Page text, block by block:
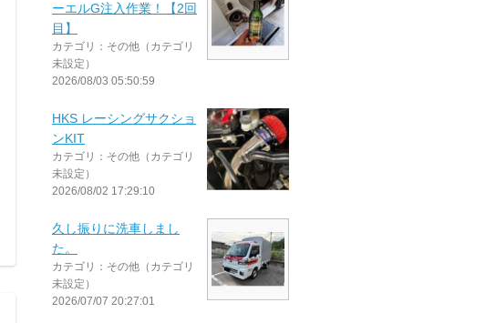
ーエルG注入作業！【2回
目】
カテゴリ：その他（カテゴリ
未設定）
2026/08/03 05:50:59
HKS レーシングサクショ
ンKIT
カテゴリ：その他（カテゴリ
未設定）
2026/08/02 17:29:10
久し振りに洗車しまし
た。
カテゴリ：その他（カテゴリ
未設定）
2026/07/07 20:27:01